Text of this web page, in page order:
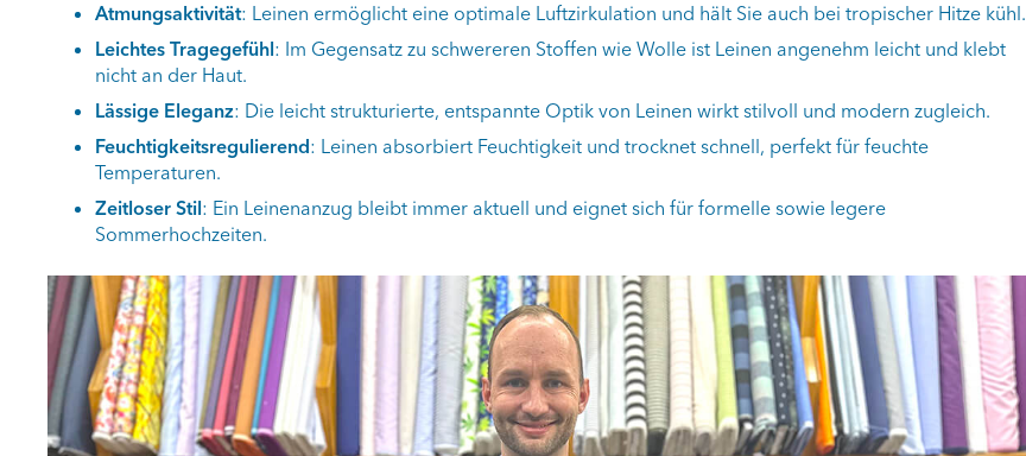
Atmungsaktivität: Leinen ermöglicht eine optimale Luftzirkulation und hält Sie auch bei tropischer Hitze kühl.
Leichtes Tragegefühl: Im Gegensatz zu schwereren Stoffen wie Wolle ist Leinen angenehm leicht und klebt
nicht an der Haut.
Lässige Eleganz: Die leicht strukturierte, entspannte Optik von Leinen wirkt stilvoll und modern zugleich.
Feuchtigkeitsregulierend: Leinen absorbiert Feuchtigkeit und trocknet schnell, perfekt für feuchte
Temperaturen.
Zeitloser Stil: Ein Leinenanzug bleibt immer aktuell und eignet sich für formelle sowie legere
Sommerhochzeiten.